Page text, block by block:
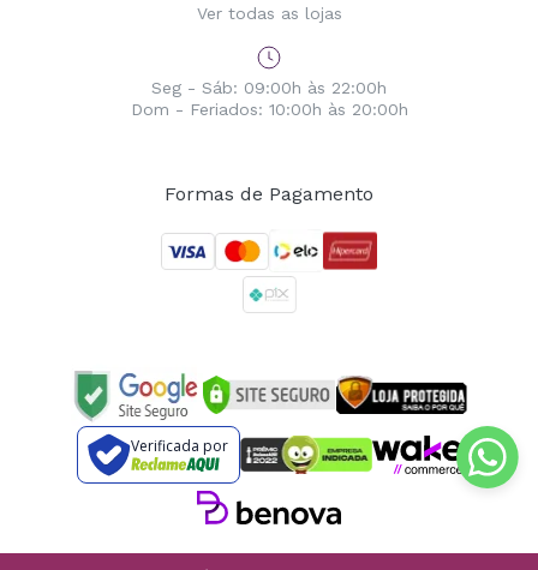
Ver todas as lojas
Seg - Sáb: 09:00h às 22:00h
Dom - Feriados: 10:00h às 20:00h
Formas de Pagamento
Verificada por